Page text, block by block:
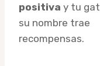
positiva y tu
su nombre trae
recompensas.